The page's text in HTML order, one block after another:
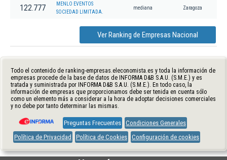
122.777
MENLO EVENTOS
SOCIEDAD LIMITADA.
mediana Zaragoza
Ver Ranking de Empresas Nacional
Todo el contenido de ranking-empresas.eleconomista.es y toda la información de
empresas procede de la base de datos de INFORMA D&B S.A.U. (S.M.E.) y es
tratada y suministrada por INFORMA D&B S.A.U. (S.M.E.). En todo caso, la
información de empresas que proporcionamos debe ser tenida en cuenta sólo
como un elemento más a considerar a la hora de adoptar decisiones comerciales
y no debe por tanto determinar las mismas.
Preguntas Frecuentes Condiciones Generales
Política de Privacidad
Política de Cookies Configuración de cookies